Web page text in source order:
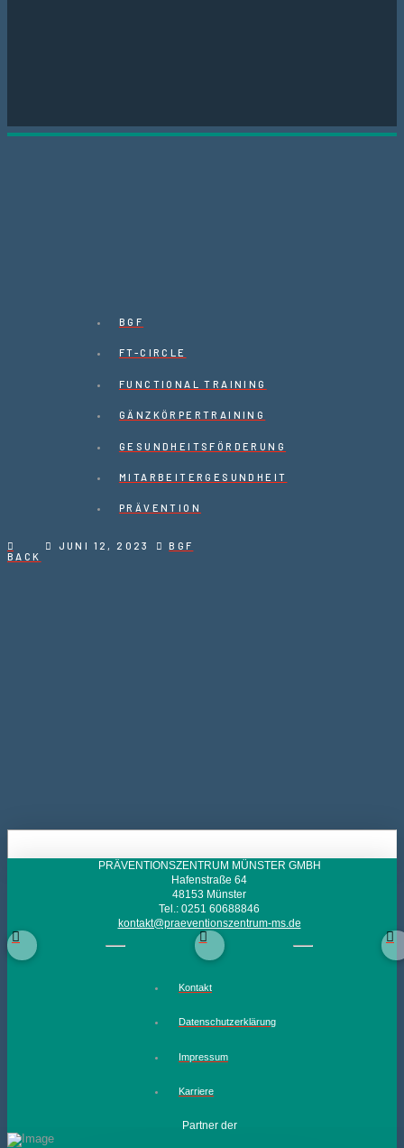
BGF
FT-CIRCLE
FUNCTIONAL TRAINING
GÄNZKÖRPERTRAINING
GESUNDHEITSFÖRDERUNG
MITARBEITERGESUNDHEIT
PRÄVENTION
BACK
JUNI 12, 2023 BGF
PRÄVENTIONSZENTRUM MÜNSTER GMBH
Hafenstraße 64
48153 Münster
Tel.: 0251 60688846
kontakt@praeventionszentrum-ms.de
Kontakt
Datenschutzerklärung
Impressum
Karriere
Partner der